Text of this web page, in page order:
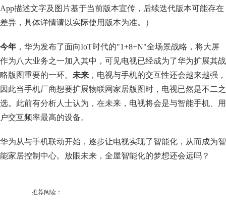
App描述文字及图片基于当前版本宣传，后续迭代版本可能存在
差异，具体详情请以实际使用版本为准。）
今年 ，华为发布了面向IoT时代的"1+8+N"全场景战略，将大屏
作为八大业务之一加入其中，可见电视已经成为了华为扩展其战
略版图重要的一环。 未来 ，电视与手机的交互性还会越来越强，
因此当手机厂商想要扩展物联网家居版图时，电视已然是不二之
选。此前有分析人士认为，在未来，电视将会是与智能手机、用
户交互频率最高的设备。
华为从与手机联动开始，逐步让电视实现了智能化，从而成为智
能家居控制中心。放眼未来，全屋智能化的梦想还会远吗？
推荐阅读：